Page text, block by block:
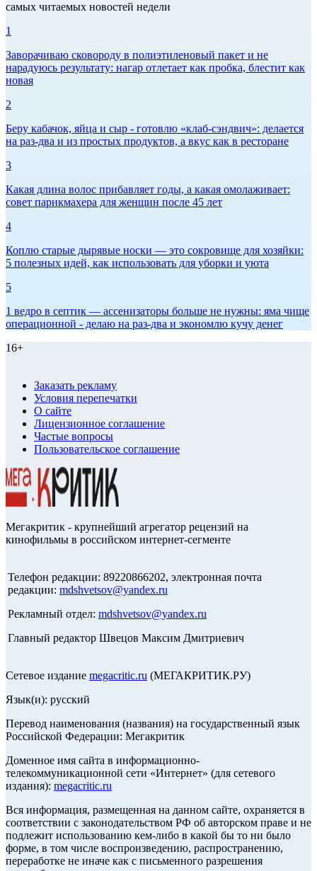
самых читаемых новостей недели
1
Заворачиваю сковороду в полиэтиленовый пакет и не
нарадуюсь результату: нагар отлетает как пробка, блестит как
новая
2
Беру кабачок, яйца и сыр - готовлю «клаб-сэндвич»: делается
на раз-два и из простых продуктов, а вкус как в ресторане
3
Какая длина волос прибавляет годы, а какая омолаживает:
совет парикмахера для женщин после 45 лет
4
Коплю старые дырявые носки — это сокровище для хозяйки:
5 полезных идей, как использовать для уборки и уюта
5
1 ведро в септик — ассенизаторы больше не нужны: яма чище
операционной - делаю на раз-два и экономлю кучу денег
16+
Заказать рекламу
Условия перепечатки
О сайте
Лицензионное соглашение
Частые вопросы
Пользовательское соглашение
Мегакритик - крупнейший агрегатор рецензий на
кинофильмы в российском интернет-сегменте
Телефон редакции: 89220866202, электронная почта
редакции: mdshvetsov@yandex.ru
Рекламный отдел: mdshvetsov@yandex.ru
Главный редактор Швецов Максим Дмитриевич
Сетевое издание megacritic.ru (МЕГАКРИТИК.РУ)
Язык(и): русский
Перевод наименования (названия) на государственный язык
Российской Федерации: Мегакритик
Доменное имя сайта в информационно-
телекоммуникационной сети «Интернет» (для сетевого
издания): megacritic.ru
Вся информация, размещенная на данном сайте, охраняется в
соответствии с законодательством РФ об авторском праве и не
подлежит использованию кем-либо в какой бы то ни было
форме, в том числе воспроизведению, распространению,
переработке не иначе как с письменного разрешения